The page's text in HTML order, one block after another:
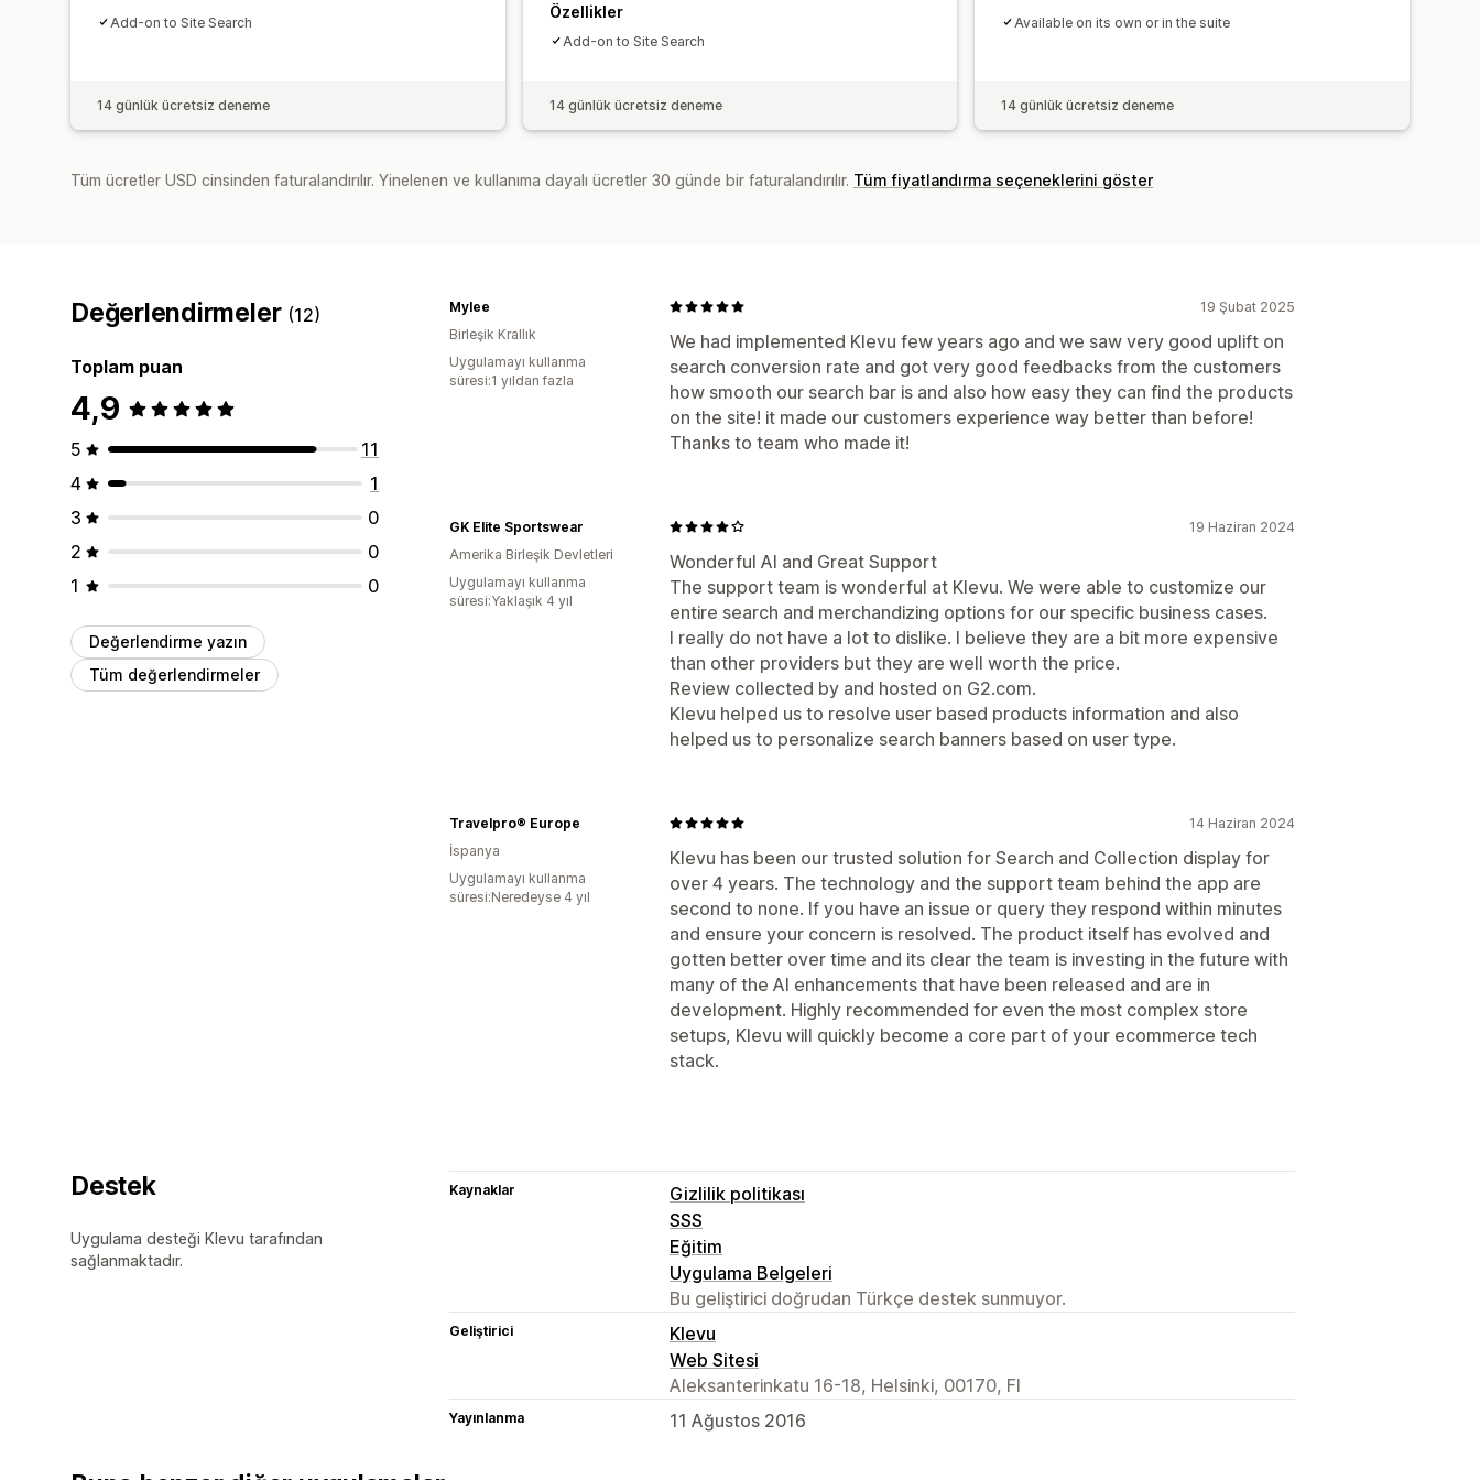
Add-on to Site Search
14 günlük ücretsiz deneme
Özellikler
Add-on to Site Search
14 günlük ücretsiz deneme
Available on its own or in the suite
14 günlük ücretsiz deneme
Tüm ücretler USD cinsinden faturalandırılır. Yinelenen ve kullanıma dayalı ücretler 30 günde bir faturalandırılır. Tüm fiyatlandırma seçeneklerini göster
Değerlendirmeler (12)
Toplam puan
4,9
5
11
4
1
3
0
2
0
1
0
Değerlendirme yazın
Tüm değerlendirmeler
19 Şubat 2025
We had implemented Klevu few years ago and we saw very good uplift on
search conversion rate and got very good feedbacks from the customers
how smooth our search bar is and also how easy they can find the products
on the site! it made our customers experience way better than before!
Thanks to team who made it!
Mylee
Birleşik Krallık
Uygulamayı kullanma
süresi:1 yıldan fazla
19 Haziran 2024
Wonderful AI and Great Support
The support team is wonderful at Klevu. We were able to customize our
entire search and merchandizing options for our specific business cases.
I really do not have a lot to dislike. I believe they are a bit more expensive
than other providers but they are well worth the price.
Review collected by and hosted on G2.com.
Klevu helped us to resolve user based products information and also
helped us to personalize search banners based on user type.
GK Elite Sportswear
Amerika Birleşik Devletleri
Uygulamayı kullanma
süresi:Yaklaşık 4 yıl
14 Haziran 2024
Klevu has been our trusted solution for Search and Collection display for
over 4 years. The technology and the support team behind the app are
second to none. If you have an issue or query they respond within minutes
and ensure your concern is resolved. The product itself has evolved and
gotten better over time and its clear the team is investing in the future with
many of the AI enhancements that have been released and are in
development. Highly recommended for even the most complex store
setups, Klevu will quickly become a core part of your ecommerce tech
stack.
Travelpro® Europe
İspanya
Uygulamayı kullanma
süresi:Neredeyse 4 yıl
Destek
Uygulama desteği Klevu tarafından
sağlanmaktadır.
Kaynaklar
Gizlilik politikası
SSS
Eğitim
Uygulama Belgeleri
Bu geliştirici doğrudan Türkçe destek sunmuyor.
Geliştirici
Klevu
Web Sitesi
Aleksanterinkatu 16-18, Helsinki, 00170, FI
Yayınlanma 11 Ağustos 2016